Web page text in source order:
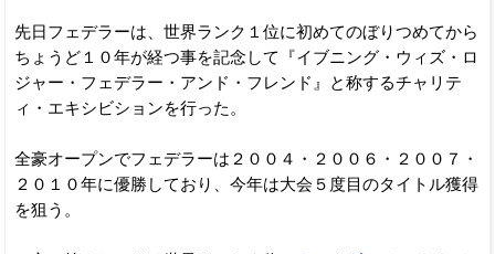
先日フェデラーは、世界ランク１位に初めてのぼりつめてから
ちょうど１０年が経つ事を記念して『イブニング・ウィズ・ロ
ジャー・フェデラー・アンド・フレンド』と称するチャリテ
ィ・エキシビションを行った。
全豪オープンでフェデラーは２００４・２００６・２００７・
２０１０年に優勝しており、今年は大会５度目のタイトル獲得
を狙う。